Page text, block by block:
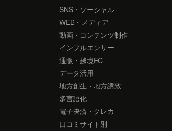
SNS・ソーシャル
WEB・メディア
動画・コンテンツ制作
インフルエンサー
通販・越境EC
データ活用
地方創生・地方誘致
多言語化
電子決済・クレカ
口コミサイト別